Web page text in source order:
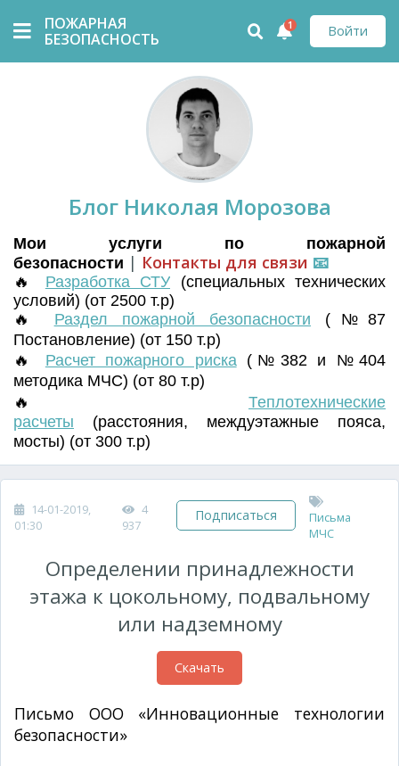
ПОЖАРНАЯ
БЕЗОПАСНОСТЬ
Войти
1
Блог Николая Морозова
Мои услуги по пожарной
безопасности | Контакты для связи 📧
🔥 Разработка СТУ (специальных технических
условий) (от 2500 т.р)
🔥 Раздел пожарной безопасности (№87
Постановление) (от 150 т.р)
🔥 Расчет пожарного риска(№382 и №404
методика МЧС) (от 80 т.р)
🔥 Теплотехнические
расчеты (расстояния, междуэтажные пояса,
мосты) (от 300 т.р)
14-01-2019,
01:30
4
937
Подписаться
Письма
МЧС
Определении принадлежности
этажа к цокольному, подвальному
или надземному
Скачать
Письмо ООО «Инновационные технологии
безопасности»